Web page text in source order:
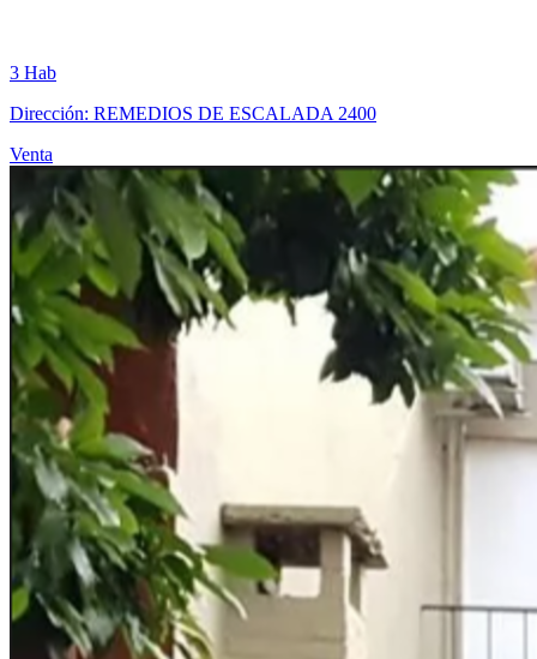
3 Hab
Dirección: REMEDIOS DE ESCALADA 2400
Venta